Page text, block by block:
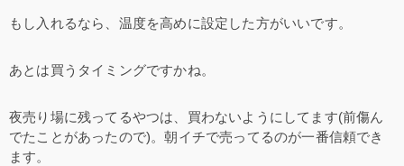
もし入れるなら、温度を高めに設定した方がいいです。
あとは買うタイミングですかね。
夜売り場に残ってるやつは、買わないようにしてます(前傷ん
でたことがあったので)。朝イチで売ってるのが一番信頼でき
ます。